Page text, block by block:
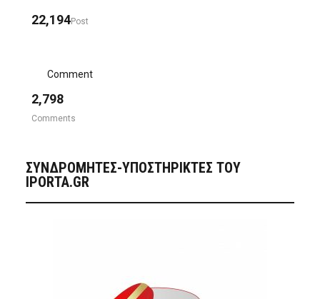
22,194Post
Comment
2,798
Comments
ΣΥΝΔΡΟΜΗΤΈΣ-ΥΠΟΣΤΗΡΙΚΤΈΣ ΤΟΥ
IPORTA.GR